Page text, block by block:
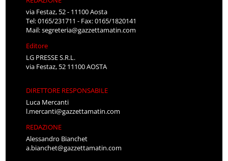
via Festaz, 52 - 11100 Aosta
Tel: 0165/231711 - Fax: 0165/1820141
Mail:segreteria@gazzettamatin.com
Editore
LG PRESSE S.R.L.
via Festaz, 52 11100 AOSTA
DIRETTORE RESPONSABILE
Luca Mercanti
l.mercanti@gazzettamatin.com
REDAZIONE
Alessandro Bianchet
a.bianchet@gazzettamatin.com